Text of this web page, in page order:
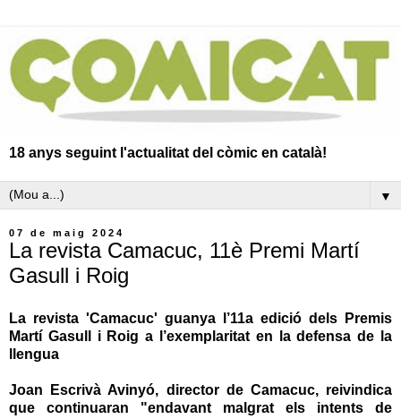
18 anys seguint l'actualitat del còmic en català!
▼
07 de maig 2024
La revista Camacuc, 11è Premi Martí
Gasull i Roig
La revista 'Camacuc' guanya l’11a edició dels Premis
Martí Gasull i Roig a l’exemplaritat en la defensa de la
llengua
Joan Escrivà Avinyó, director de Camacuc, reivindica
que continuaran "endavant malgrat els intents de